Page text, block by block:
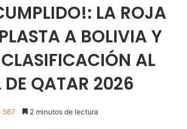
LA ROJA
A BOLIVIA Y
CLASIFICACIÓN AL
QATAR 2026
567 2 minutos de lectura